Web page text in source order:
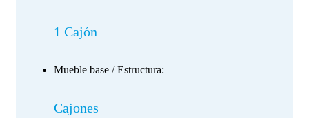
1 Cajón
Mueble base / Estructura:
Cajones